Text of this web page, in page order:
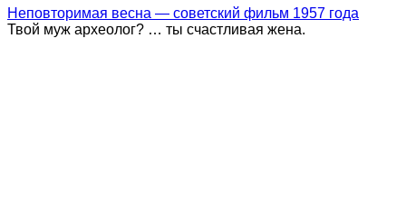
Неповторимая весна — советский фильм 1957 года
Твой муж археолог? … ты счастливая жена.